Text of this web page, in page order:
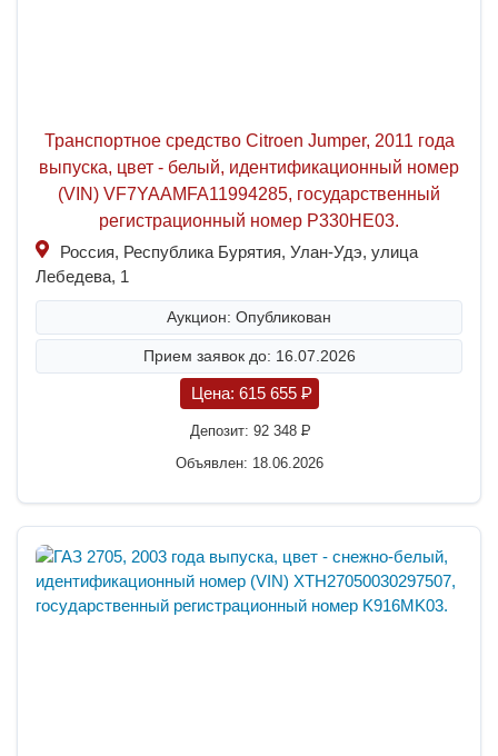
Транспортное средство Citroen Jumper, 2011 года
выпуска, цвет - белый, идентификационный номер
(VIN) VF7YAAMFA11994285, государственный
регистрационный номер P330HE03.
Россия, Республика Бурятия, Улан-Удэ, улица
Лебедева, 1
Аукцион: Опубликован
Прием заявок до: 16.07.2026
Цена: 615 655 P
Депозит: 92 348P
Объявлен: 18.06.2026